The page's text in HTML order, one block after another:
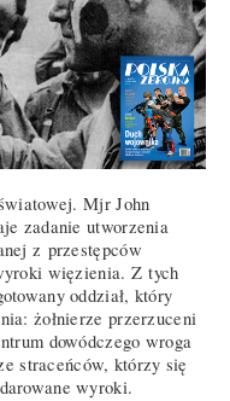
Mjr John
zadanie utworzenia
z przestępców
więzienia. Z tych
oddział, który
żołnierze przerzuceni
dowódczego wroga
straceńców, którzy się
wyroki.